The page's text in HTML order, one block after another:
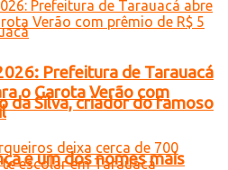
da Silva, criador do famoso
e um dos nomes mais
Prefeitura de Tarauacá
o Garota Verão com